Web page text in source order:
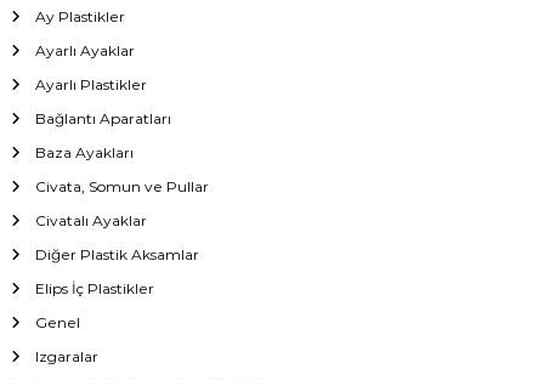
Ay Plastikler
Ayarlı Ayaklar
Ayarlı Plastikler
Bağlantı Aparatları
Baza Ayakları
Civata, Somun ve Pullar
Civatalı Ayaklar
Diğer Plastik Aksamlar
Elips İç Plastikler
Genel
Izgaralar